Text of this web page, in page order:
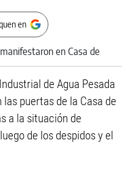
en
de Agua Pesada
puertas de la Casa de
a la situación de
de los despidos y el